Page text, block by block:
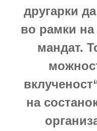
другарки
во рамки
мандат.
на